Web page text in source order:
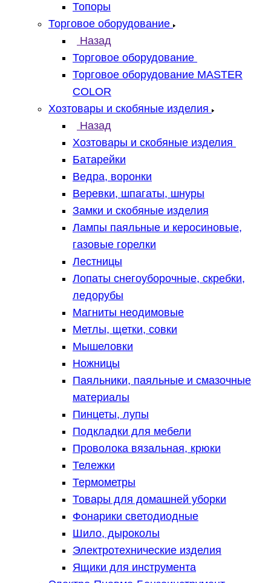
Топоры
Торговое оборудование
Назад
Торговое оборудование
Торговое оборудование MASTER
COLOR
Хозтовары и скобяные изделия
Назад
Хозтовары и скобяные изделия
Батарейки
Ведра, воронки
Веревки, шпагаты, шнуры
Замки и скобяные изделия
Лампы паяльные и керосиновые,
газовые горелки
Лестницы
Лопаты снегоуборочные, скребки,
ледорубы
Магниты неодимовые
Метлы, щетки, совки
Мышеловки
Ножницы
Паяльники, паяльные и смазочные
материалы
Пинцеты, лупы
Подкладки для мебели
Проволока вязальная, крюки
Тележки
Термометры
Товары для домашней уборки
Фонарики светодиодные
Шило, дыроколы
Электротехнические изделия
Ящики для инструмента